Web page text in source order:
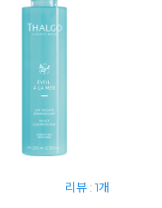
리뷰 : 1개